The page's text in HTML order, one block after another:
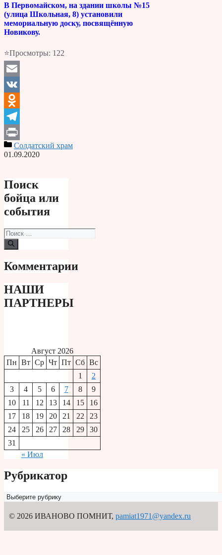
В Первомайском, на здании школы №15
(улица Школьная, 8) установили
мемориальную доску, посвящённую
Новикову.
⭐Просмотры: 122
Email
VK
Odnoklassniki
Telegram
PrintСолдатский храм
01.09.2020
Поиск
бойца или
события
Поиск:
Комментарии
НАШИ
ПАРТНЕРЫ
Август 2026
Пн Вт Ср Чт Пт Сб Вс
1
2
3
4 5 6 7 8
9
10
11 12 13 14 15
16
17
18 19 20 21 22
23
24
25 26 27 28 29
30
31
« Июл
Рубрикатор
Рубрикатор
© 2026 ИВАНОВО ПОМНИТ, pamiat1971@yandex.ru